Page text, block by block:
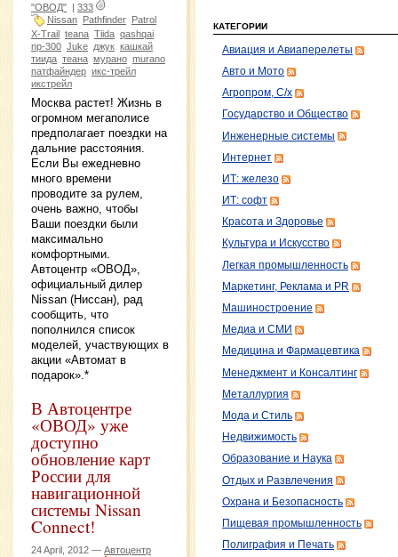
"ОВОД" | 333
Nissan Pathfinder Patrol
X-Trail teana Tiida qashqai
np-300 Juke джук кашкай
тиида теана мурано murano
патфайндер икс-трейл
икстрейл
Москва растет! Жизнь в
огромном мегаполисе
предполагает поездки на
дальние расстояния.
Если Вы ежедневно
много времени
проводите за рулем,
очень важно, чтобы
Ваши поездки были
максимально
комфортными.
Автоцентр «ОВОД»,
официальный дилер
Nissan (Ниссан), рад
сообщить, что
пополнился список
моделей, участвующих в
акции «Автомат в
подарок».*
В Автоцентре
«ОВОД» уже
доступно
обновление карт
России для
навигационной
системы Nissan
Connect!
24 April, 2012 — Автоцентр
КАТЕГОРИИ
Авиация и Авиаперелеты
Авто и Мото
Агропром, С/х
Государство и Общество
Инженерные системы
Интернет
ИТ: железо
ИТ: софт
Красота и Здоровье
Культура и Искусство
Легкая промышленность
Маркетинг, Реклама и PR
Машиностроение
Медиа и СМИ
Медицина и Фармацевтика
Менеджмент и Консалтинг
Металлургия
Мода и Стиль
Недвижимость
Образование и Наука
Отдых и Развлечения
Охрана и Безопасность
Пищевая промышленность
Полиграфия и Печать